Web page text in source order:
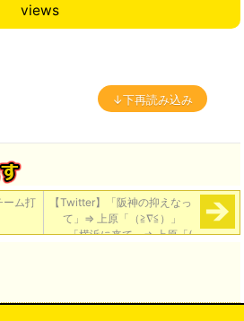
views
↓下再読み込み
ーム打
【Twitter】「阪神の抑えなっ
て」⇒ 上原「（≧∇≦）」
「横浜に来て」⇒ 上原「(